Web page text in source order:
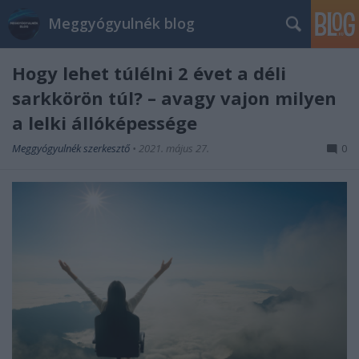
Meggyógyulnék blog
Hogy lehet túlélni 2 évet a déli
sarkkörön túl? – avagy vajon milyen
a lelki állóképessége
Meggyógyulnék szerkesztő • 2021. május 27. 0